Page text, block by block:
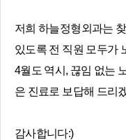
저희 하늘정형외과는
있도록 전 직원 모두가
4월도 역시, 끊임 없는
은 진료로 보답해 드리
감사합니다:)